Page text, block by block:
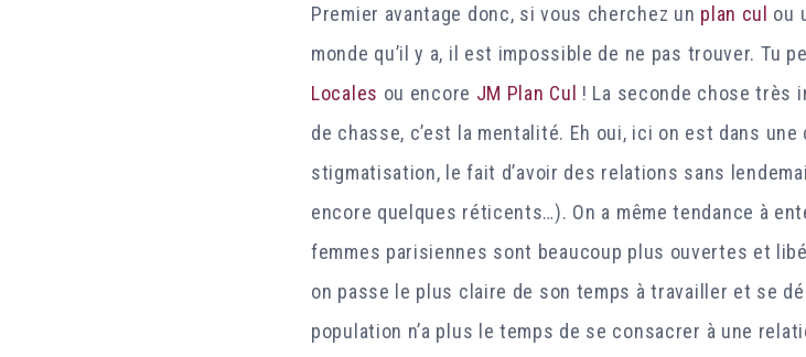
Premier avantage donc, si vous cherchez un plan cul ou
monde qu’il y a, il est impossible de ne pas trouver. Tu
Locales ou encore JM Plan Cul ! La seconde chose très
de chasse, c’est la mentalité. Eh oui, ici on est dans
stigmatisation, le fait d’avoir des relations sans
encore quelques réticents…). On a même tendance à
femmes parisiennes sont beaucoup plus ouvertes et
on passe le plus claire de son temps à travailler et se
population n’a plus le temps de se consacrer à une